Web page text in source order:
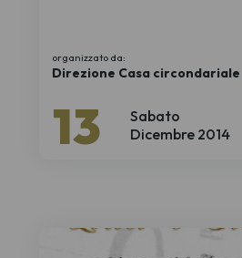
Sabato
13 Dicembre 2014
organizzato da:
Direzione Casa circondariale